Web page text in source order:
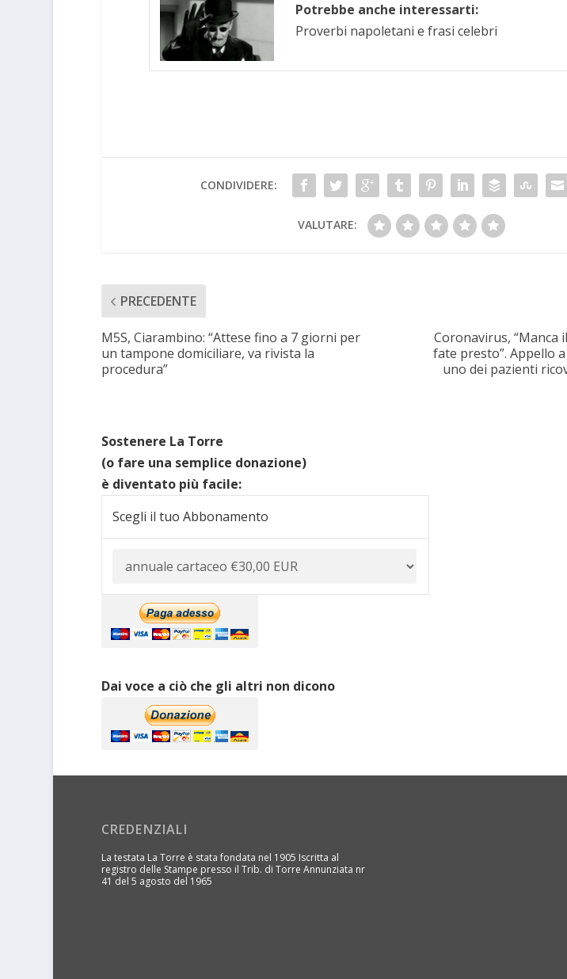
Potrebbe anche interessarti:
Proverbi napoletani e frasi celebri
CONDIVIDERE:
VALUTARE:
PRECEDENTE
M5S, Ciarambino: “Attese fino a 7 giorni per
un tampone domiciliare, va rivista la
procedura”
Coronavirus, “Manca
fate presto”. Appello
uno dei pazienti
Sostenere La Torre
(o fare una semplice donazione)
è diventato più facile:
Scegli il tuo Abbonamento
Dai voce a ciò che gli altri non dicono
CREDENZIALI
La testata La Torre è stata fondata nel 1905 Iscritta al
registro delle Stampe presso il Trib. di Torre Annunziata nr
41 del 5 agosto del 1965